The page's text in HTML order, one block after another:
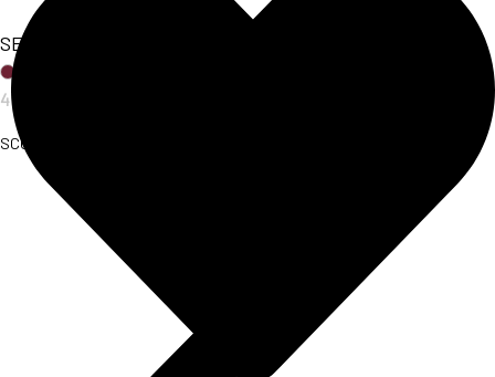
SET COORDINATO FLORAL
47,00
SCOPRI L'ARTICOLO